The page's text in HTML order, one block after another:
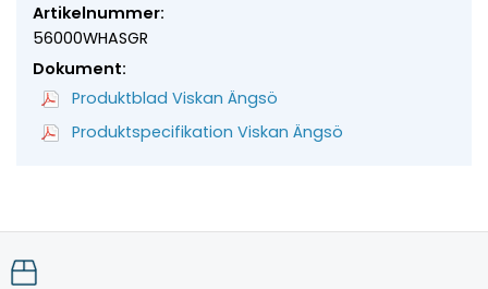
Artikelnummer:
56000WHASGR
Dokument:
Produktblad Viskan Ängsö
Produktspecifikation Viskan Ängsö